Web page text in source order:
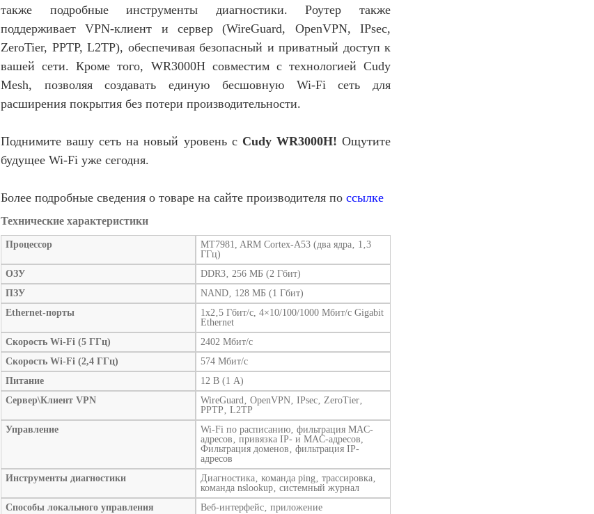
также подробные инструменты диагностики. Роутер также
поддерживает VPN-клиент и сервер (WireGuard, OpenVPN, IPsec,
ZeroTier, PPTP, L2TP), обеспечивая безопасный и приватный доступ к
вашей сети. Кроме того, WR3000H совместим с технологией Cudy
Mesh, позволяя создавать единую бесшовную Wi-Fi сеть для
расширения покрытия без потери производительности.
Поднимите вашу сеть на новый уровень с Cudy WR3000H! Ощутите
будущее Wi-Fi уже сегодня.
Более подробные сведения о товаре на сайте производителя по ссылке
Технические характеристики
Процессор
MT7981, ARM Cortex-A53 (два ядра‚ 1‚3
ГГц)
ОЗУ
DDR3‚ 256 МБ (2 Гбит)
ПЗУ
NAND‚ 128 МБ (1 Гбит)
Ethernet‑порты
1x2‚5 Гбит/с, 4×10/100/1000 Мбит/с Gigabit
Ethernet
Скорость Wi‑Fi (5 ГГц)
2402 Мбит/с
Скорость Wi‑Fi (2,4 ГГц)
574 Мбит/с
Питание
12 В (1 А)
Сервер\Клиент VPN
WireGuard‚ OpenVPN‚ IPsec‚ ZeroTier‚
PPTP‚ L2TP
Управление
Wi-Fi по расписанию‚ фильтрация MAC-
адресов‚ привязка IP- и MAC-адресов,
Фильтрация доменов‚ фильтрация IP-
адресов
Инструменты диагностики
Диагностика‚ команда ping‚ трассировка‚
команда nslookup‚ системный журнал
Способы локального управления
Веб-интерфейс‚ приложение